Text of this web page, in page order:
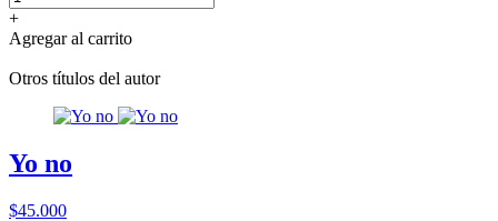
+
Agregar al carrito
Otros títulos del autor
Yo no
$45.000